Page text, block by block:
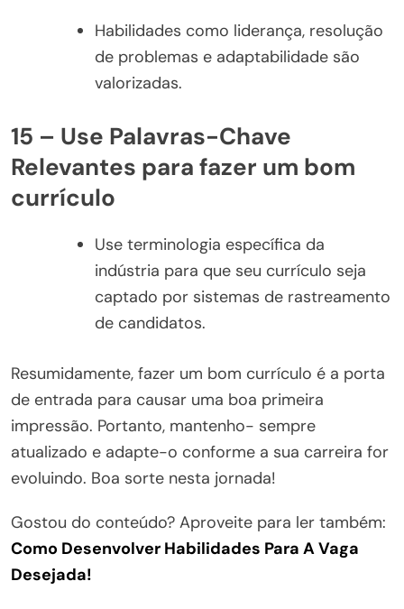
Habilidades como liderança, resolução
de problemas e adaptabilidade são
valorizadas.
15 – Use Palavras-Chave
Relevantes para fazer um bom
currículo
Use terminologia específica da
indústria para que seu currículo seja
captado por sistemas de rastreamento
de candidatos.
Resumidamente, fazer um bom currículo é a porta
de entrada para causar uma boa primeira
impressão. Portanto, mantenho- sempre
atualizado e adapte-o conforme a sua carreira for
evoluindo. Boa sorte nesta jornada!
Gostou do conteúdo? Aproveite para ler também:
Como Desenvolver Habilidades Para A Vaga
Desejada!